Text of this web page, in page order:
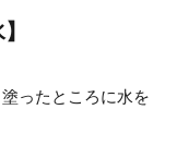
ったところに水を